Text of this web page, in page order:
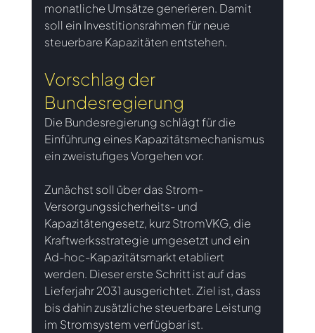
monatliche Umsätze generieren. Damit
soll ein Investitionsrahmen für neue
steuerbare Kapazitäten entstehen.
Vorschlag der
Bundesregierung
Die Bundesregierung schlägt für die
Einführung eines Kapazitätsmechanismus
ein zweistufiges Vorgehen vor.
Zunächst soll über das Strom-
Versorgungssicherheits- und
Kapazitätengesetz, kurz StromVKG, die
Kraftwerksstrategie umgesetzt und ein
Ad-hoc-Kapazitätsmarkt etabliert
werden. Dieser erste Schritt ist auf das
Lieferjahr 2031 ausgerichtet. Ziel ist, dass
bis dahin zusätzliche steuerbare Leistung
im Stromsystem verfügbar ist.